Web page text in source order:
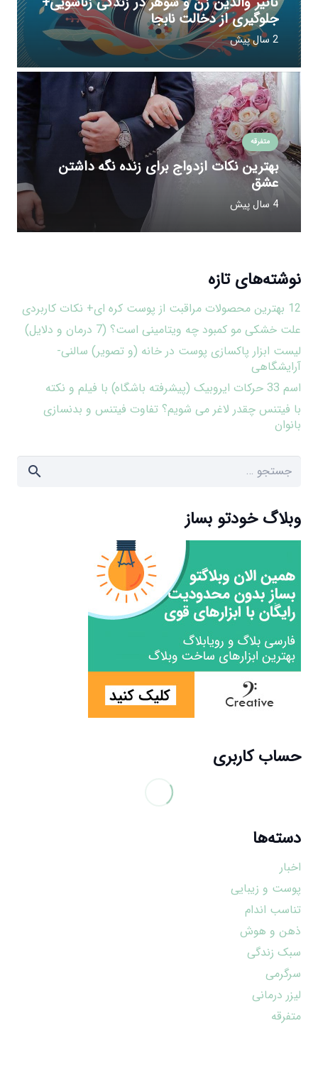
جلوگیری از دخالت نابجا
2 سال پیش
متفرقه
بهترین نکات ازدواج برای زنده نگه داشتن
عشق
4 سال پیش
نوشته‌های تازه
12 بهترین محصولات مراقبت از پوست کره ای+ نکات کاربردی
علت خشکی مو کمبود چه ویتامینی است؟ (7 درمان و دلایل)
لیست ابزار پاکسازی پوست در خانه (و تصویر) سالنی-
آرایشگاهی
اسم 33 حرکات ایروبیک (پیشرفته باشگاه) با فیلم و نکته
با فیتنس چقدر لاغر می شویم؟ تفاوت فیتنس و بدنسازی
بانوان
جستجو
وبلاگ خودتو بساز
حساب کاربری
دسته‌ها
اخبار
پوست و زیبایی
تناسب اندام
ذهن و هوش
سبک زندگی
سرگرمی
لیزر درمانی
متفرقه